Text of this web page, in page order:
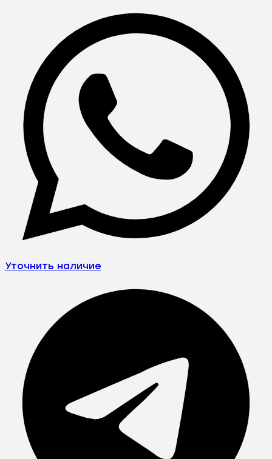
Уточнить наличие